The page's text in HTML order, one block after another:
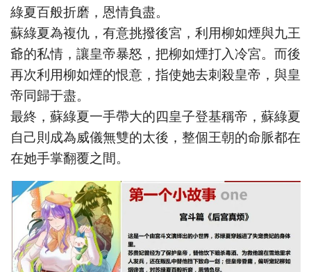
綠夏百般折磨，恩情負盡。
蘇綠夏為複仇，有意挑撥後宮，利用柳如煙與九王
爺的私情，讓皇帝暴怒，把柳如煙打入冷宮。而後
再次利用柳如煙的恨意，指使她去刺殺皇帝，與皇
帝同歸于盡。
最終，蘇綠夏一手帶大的四皇子登基稱帝，蘇綠夏
自己則成為威儀無雙的太後，整個王朝的命脈都在
在她手掌翻覆之間。